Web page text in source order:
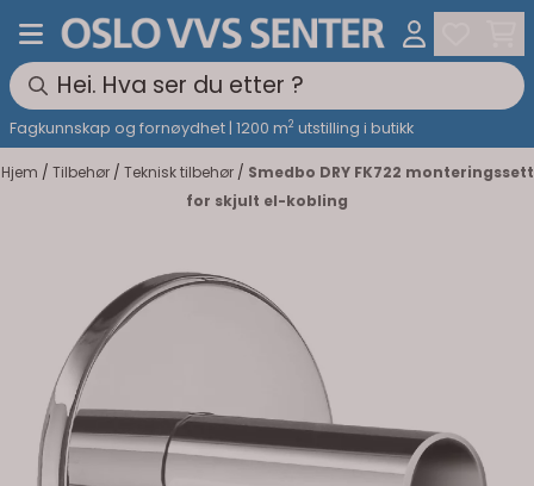
Hopp til innhold
Fagkunnskap og fornøydhet | 1200 m2 utstilling i butikk
Hjem / Tilbehør / Teknisk tilbehør / Smedbo DRY FK722 monteringssett
for skjult el-kobling